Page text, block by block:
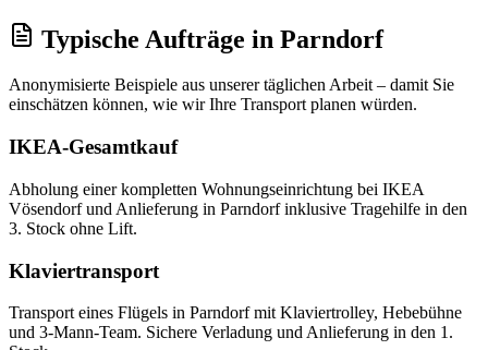
Typische Aufträge in Parndorf
Anonymisierte Beispiele aus unserer täglichen Arbeit – damit Sie
einschätzen können, wie wir Ihre Transportplanen würden.
IKEA-Gesamtkauf
Abholung einer kompletten Wohnungseinrichtung bei IKEA
Vösendorf und Anlieferung in Parndorf inklusive Tragehilfe in den
3. Stock ohne Lift.
Klaviertransport
Transport eines Flügels in Parndorf mit Klaviertrolley, Hebebühne
und 3-Mann-Team. Sichere Verladung und Anlieferung in den 1.